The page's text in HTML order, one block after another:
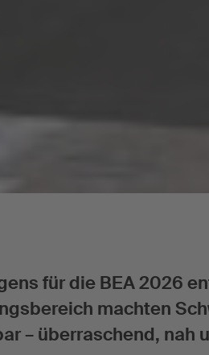
für die BEA 2026
machten
– überraschend, nah